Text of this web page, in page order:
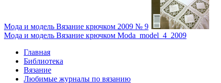
Мода и модель Вязание крючком 2009 № 9
Мода и модель Вязание крючком Moda_model_4_2009
Главная
Библиотека
Вязание
Любимые журналы по вязанию